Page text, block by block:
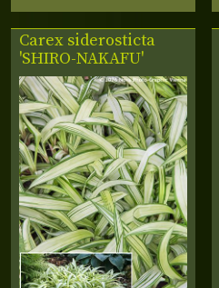
Carex siderosticta
'SHIRO-NAKAFU'